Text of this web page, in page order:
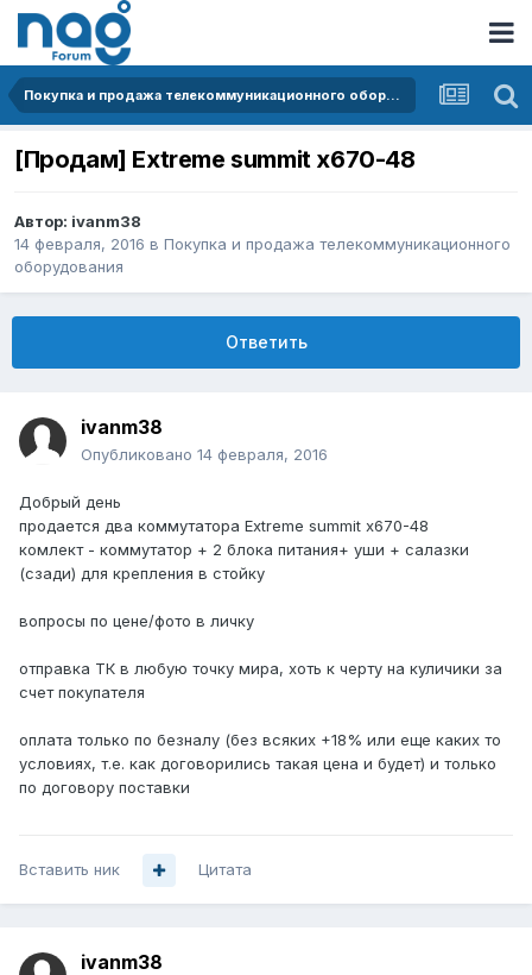
Покупка и продажа телекоммуникационного оборудования
[Продам] Extreme summit x670-48
Автор: ivanm38
14 февраля, 2016 в Покупка и продажа телекоммуникационного
оборудования
Ответить
ivanm38
Опубликовано 14 февраля, 2016
Добрый день
продается два коммутатора Extreme summit x670-48
комлект - коммутатор + 2 блока питания+ уши + салазки
(сзади) для крепления в стойку
вопросы по цене/фото в личку
отправка ТК в любую точку мира, хоть к черту на куличики за
счет покупателя
оплата только по безналу (без всяких +18% или еще каких то
условиях, т.е. как договорились такая цена и будет) и только
по договору поставки
Вставить ник Цитата
ivanm38